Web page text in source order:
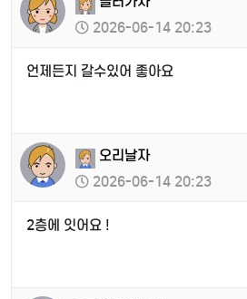
2026-06-14 20:23
언제든지 갈수있어 좋아요
오리날자
2026-06-14 20:23
2층에 잇어요 !